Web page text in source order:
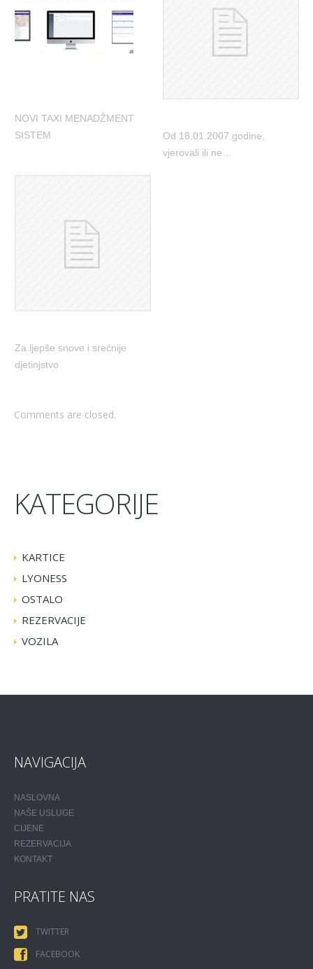
NOVI TAXI MENADŽMENT
SISTEM
Od 18.01.2007.godine,
vjerovali ili ne…
Za ljepše snove i srećnije
djetinjstvo
Comments are closed.
KATEGORIJE
KARTICE
LYONESS
OSTALO
REZERVACIJE
VOZILA
NAVIGACIJA
NASLOVNA
NAŠE USLUGE
CIJENE
REZERVACIJA
KONTAKT
PRATITE NAS
TWITTER
FACEBOOK